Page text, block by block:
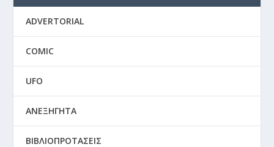
ADVERTORIAL
COMIC
UFO
ΑΝΕΞΗΓΗΤΑ
ΒΙΒΛΙΟΠΡΟΤΑΣΕΙΣ